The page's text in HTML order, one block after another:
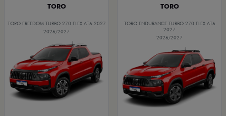
TORO
TORO FREEDOM TURBO 270 FLEX AT6 2027
2026/2027
TORO
TORO ENDURANCE TURBO 270 FLEX AT6
2027
2026/2027